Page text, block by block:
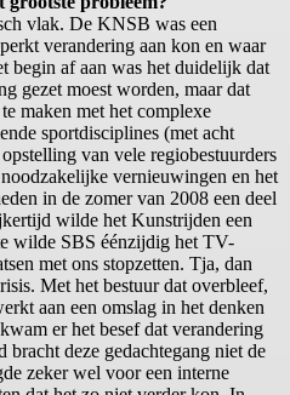
vlak. De KNSB was een
verandering aan kon en waar
begin af aan was het duidelijk dat
gezet moest worden, maar dat
maken met het complexe
sportdisciplines (met acht
van vele regiobestuurders
vernieuwingen en het
in de zomer van 2008 een deel
wilde het Kunstrijden een
wilde SBS éénzijdig het TV-
met ons stopzetten. Tja, dan
Met het bestuur dat overbleef,
aan een omslag in het denken
er het besef dat verandering
deze gedachtegang niet de
zeker wel voor een interne